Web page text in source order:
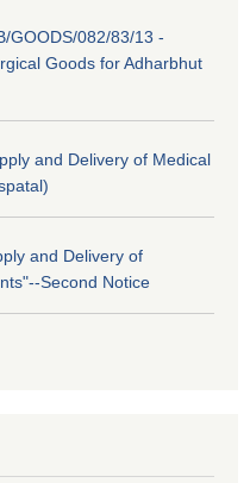
GOODS/082/83/13 -
Goods for Adharbhut
and Delivery of Medical
and Delivery of
Second Notice